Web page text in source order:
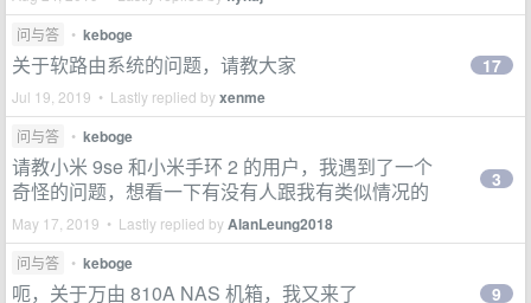
问与答 • keboge
关于软路由系统的问题，请教大家
Jul 19, 2019 • Lastly replied byxenme
17
问与答 • keboge
请教小米 9se 和小米手环 2 的用户，我遇到了一个
奇怪的问题，想看一下有没有人跟我有类似情况的
May 17, 2019 • Lastly replied byAlanLeung2018
3
问与答 • keboge
呃，关于万由 810A NAS 机箱，我又来了 9